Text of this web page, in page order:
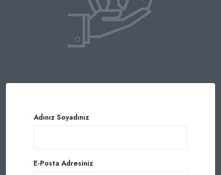
Adınız Soyadınız
E-Posta Adresiniz